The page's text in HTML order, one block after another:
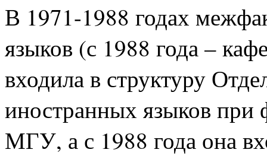
В 1971-1988 годах
языков (с 1988 года –
входила в структуру
иностранных языков при
МГУ, а с 1988 года она